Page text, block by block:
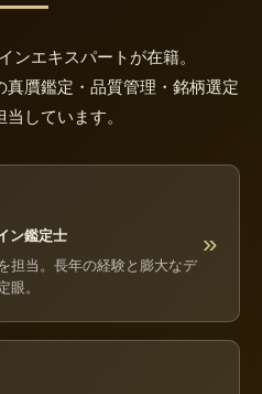
ンエキスパートが在籍。
贋鑑定・品質管理・銘柄選定
しています。
ン鑑定士
担当。長年の経験と膨大なデ
眼。
»